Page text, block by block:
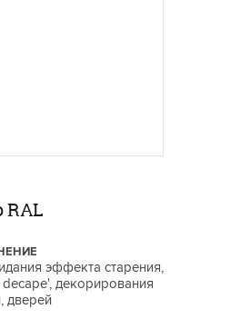
RAL
эффекта старения,
декорирования
дверей